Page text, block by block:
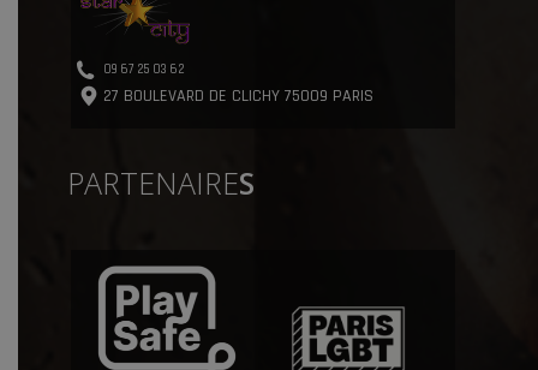
09 67 25 03 62
27 BOULEVARD DE CLICHY 75009 PARIS
PARTENAIRES